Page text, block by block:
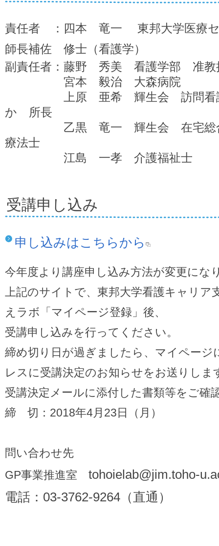
責任者 ：四本 竜一 東邦大学医療
師長補佐 修士（看護学）
副責任者： 藤野 秀美 看護学部 准教
宮本 毅治 大森病院 修
上原 亜希 輝生会 訪問看護
か 所長
乙黒 竜一 輝生会 在宅総合
療法士
江島 一孝 介護福祉士
受講申し込み
申し込みはこちらから
今年度より講座申し込み方法が変更にな
上記のサイトで、東邦大学看護キャリア
えラボ「マイページ登録」後、
受講申し込みを行ってください。
締め切り日が過ぎましたら、マイページ
レスに受講決定のお知らせをお送りしま
受講決定メールに添付した書類等をご確
締 切：2018年4月23日（月）
問い合わせ先
GP事業推進室 tohoielab@jim.toho-
電話：03-3762-9264（直通）